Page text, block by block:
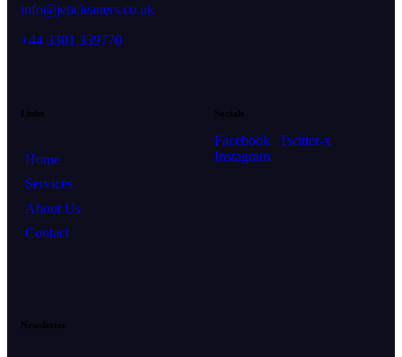
info@jeticleaners.co.uk
+44 3301 339770
Links
Home
Services
About Us
Contact
Socials
Facebook Twitter-x
Instagram
Newsletter